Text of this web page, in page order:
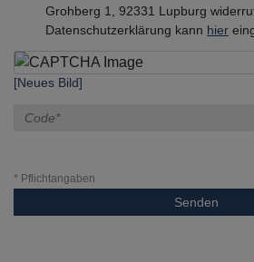
Grohberg 1, 92331 Lupburg
Datenschutzerklärung kann hier
[Neues Bild]
* Pflichtangaben
Senden